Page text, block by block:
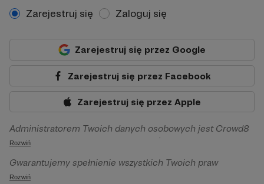
Zarejestruj się Zaloguj się
Zarejestruj się przez Google
Zarejestruj się przez Facebook
Zarejestruj się przez Apple
Administratorem Twoich danych osobowych jest Crowd8
sp. z o.o. z siedziba w Warszawie, ul. Żwirki i Wigury 16, 02-
092 Warszawa. Twoje dane osobowe będą przetwarzane w
szczególności w celu wykonania umowy zawartej z Tobą, w
Rozwiń
Gwarantujemy spełnienie wszystkich Twoich praw
wynikających z ogólnego rozporządzenia o ochronie
Rozwiń